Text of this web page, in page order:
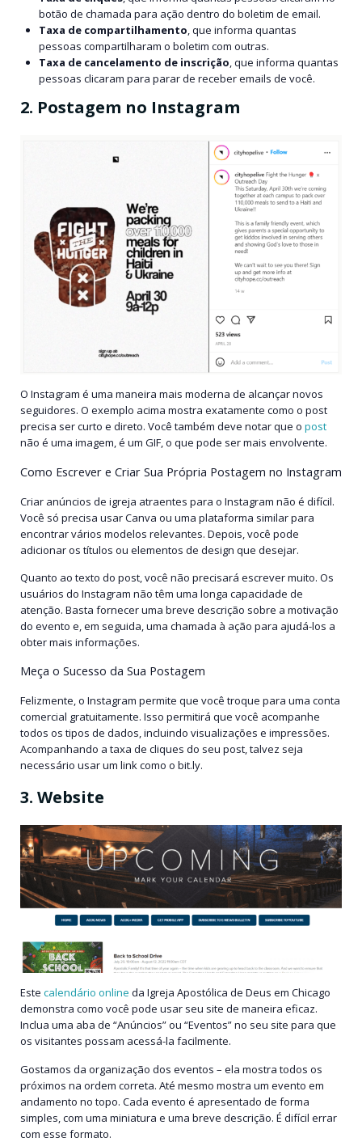
botão de chamada para ação dentro do boletim de email.
Taxa de compartilhamento, que informa quantas
pessoas compartilharam o boletim com outras.
Taxa de cancelamento de inscrição, que informa quantas
pessoas clicaram para parar de receber emails de você.
2. Postagem no Instagram
O Instagram é uma maneira mais moderna de alcançar novos
seguidores. O exemplo acima mostra exatamente como o post
precisa ser curto e direto. Você também deve notar que o post
não é uma imagem, é um GIF, o que pode ser mais envolvente.
Como Escrever e Criar Sua Própria Postagem no Instagram
Criar anúncios de igreja atraentes para o Instagram não é difícil.
Você só precisa usar Canva ou uma plataforma similar para
encontrar vários modelos relevantes. Depois, você pode
adicionar os títulos ou elementos de design que desejar.
Quanto ao texto do post, você não precisará escrever muito. Os
usuários do Instagram não têm uma longa capacidade de
atenção. Basta fornecer uma breve descrição sobre a motivação
do evento e, em seguida, uma chamada à ação para ajudá-los a
obter mais informações.
Meça o Sucesso da Sua Postagem
Felizmente, o Instagram permite que você troque para uma conta
comercial gratuitamente. Isso permitirá que você acompanhe
todos os tipos de dados, incluindo visualizações e impressões.
Acompanhando a taxa de cliques do seu post, talvez seja
necessário usar um link como o bit.ly.
3. Website
Este calendário online da Igreja Apostólica de Deus em Chicago
demonstra como você pode usar seu site de maneira eficaz.
Inclua uma aba de “Anúncios” ou “Eventos” no seu site para que
os visitantes possam acessá-la facilmente.
Gostamos da organização dos eventos – ela mostra todos os
próximos na ordem correta. Até mesmo mostra um evento em
andamento no topo. Cada evento é apresentado de forma
simples, com uma miniatura e uma breve descrição. É difícil errar
com esse formato.